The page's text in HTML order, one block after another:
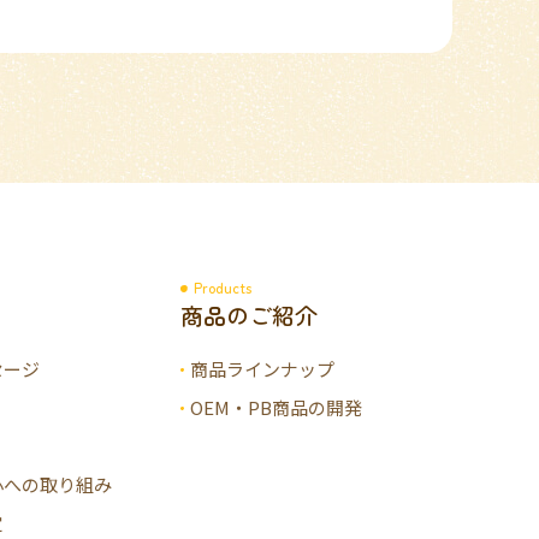
ジ
の取り組み
Products
商品のご紹介
商品ラインナップ
OEM・PB商品の開発